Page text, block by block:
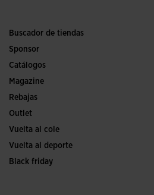
Buscador de tiendas
Sponsor
Catálogos
Magazine
Rebajas
Outlet
Vuelta al cole
Vuelta al deporte
Black friday